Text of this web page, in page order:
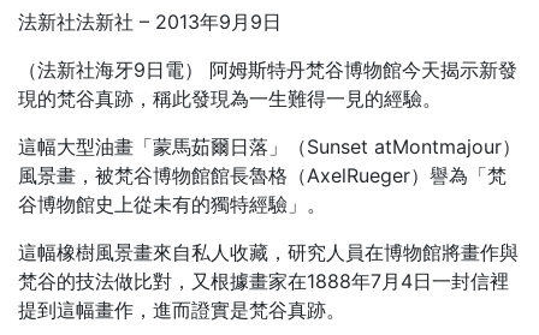
法新社法新社 – 2013年9月9日
（法新社海牙9日電） 阿姆斯特丹梵谷博物館今天揭示新發
現的梵谷真跡，稱此發現為一生難得一見的經驗。
這幅大型油畫「蒙馬茹爾日落」（Sunset atMontmajour）
風景畫，被梵谷博物館館長魯格（AxelRueger）譽為「梵
谷博物館史上從未有的獨特經驗」。
這幅橡樹風景畫來自私人收藏，研究人員在博物館將畫作與
梵谷的技法做比對，又根據畫家在1888年7月4日一封信裡
提到這幅畫作，進而證實是梵谷真跡。